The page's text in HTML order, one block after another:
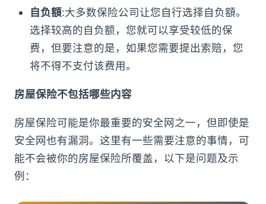
自负額:大多数保险公司让您自行选择自负額。
选择较高的自负额，您就可以享受较低的保
费，但要注意的是，如果您需要提出索赔，您
将不得不支付该费用。
房屋保险不包括哪些内容
房屋保险可能是你最重要的安全网之一，但即使是
安全网也有漏洞。这里有一些需要注意的事情，可
能不会被你的房屋保险所覆盖，以下是问题及示
例：